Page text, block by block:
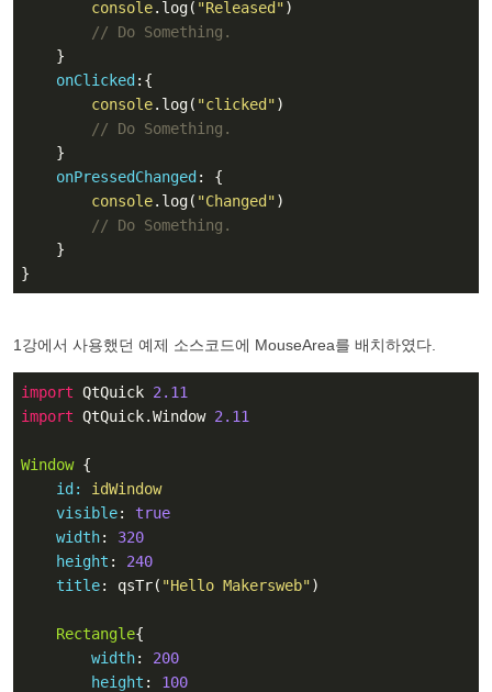
console.log( "Released")
// Do Something.
    }
onClicked :{
console.log( "clicked")
// Do Something.
    }
onPressedChanged : {
console.log( "Changed")
// Do Something.
    }
}
1강에서 사용했던 예제 소스코드에 MouseArea를 배치하였다.
import QtQuick 2.11
import QtQuick.Window 2.11
Window {
id:
idWindow
visible: true
width: 320
height : 240
title: qsTr( "Hello Makersweb")
Rectangle{
width: 200
height : 100